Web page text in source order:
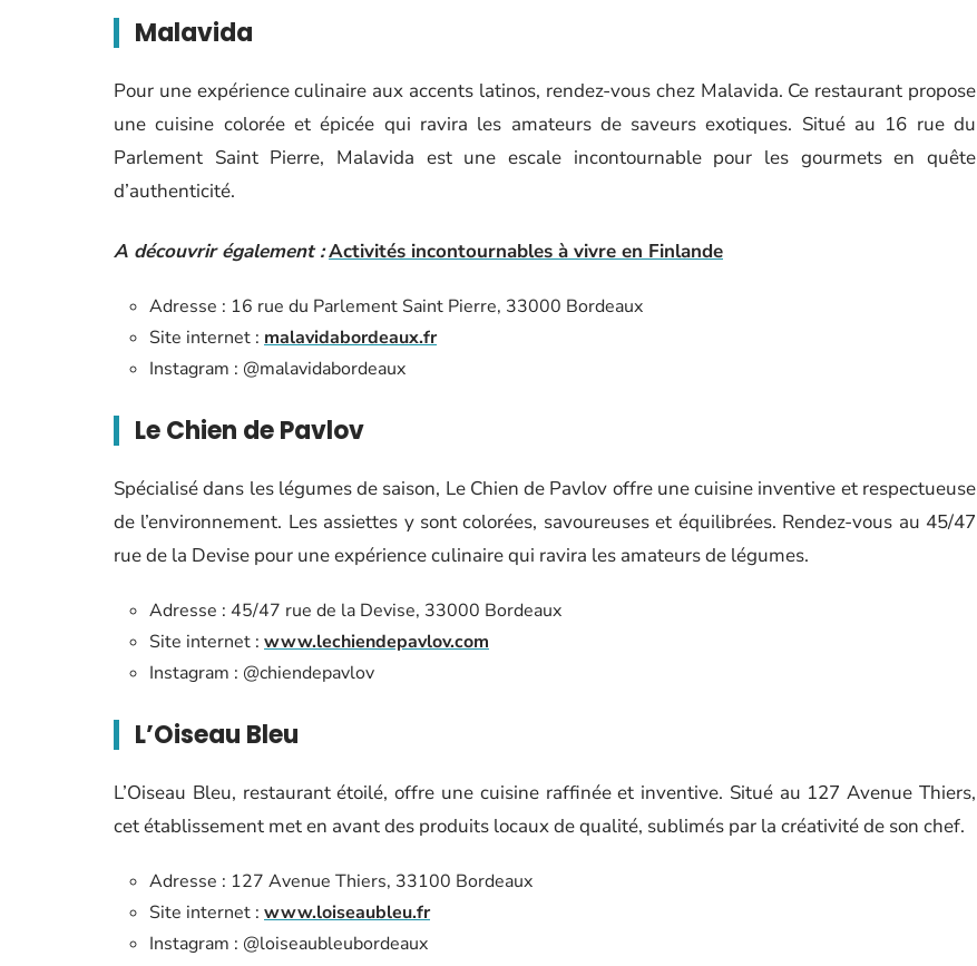
Malavida
Pour une expérience culinaire aux accents latinos, rendez-vous chez Malavida. Ce restaurant propose
une cuisine colorée et épicée qui ravira les amateurs de saveurs exotiques. Situé au 16 rue du
Parlement Saint Pierre, Malavida est une escale incontournable pour les gourmets en quête
d’authenticité.
A découvrir également :Activités incontournables à vivre en Finlande
Adresse : 16 rue du Parlement Saint Pierre, 33000 Bordeaux
Site internet : malavidabordeaux.fr
Instagram : @malavidabordeaux
Le Chien de Pavlov
Spécialisé dans les légumes de saison, Le Chien de Pavlov offre une cuisine inventive et respectueuse
de l’environnement. Les assiettes y sont colorées, savoureuses et équilibrées. Rendez-vous au 45/47
rue de la Devise pour une expérience culinaire qui ravira les amateurs de légumes.
Adresse : 45/47 rue de la Devise, 33000 Bordeaux
Site internet : www.lechiendepavlov.com
Instagram : @chiendepavlov
L’Oiseau Bleu
L’Oiseau Bleu, restaurant étoilé, offre une cuisine raffinée et inventive. Situé au 127 Avenue Thiers,
cet établissement met en avant des produits locaux de qualité, sublimés par la créativité de son chef.
Adresse : 127 Avenue Thiers, 33100 Bordeaux
Site internet : www.loiseaubleu.fr
Instagram : @loiseaubleubordeaux